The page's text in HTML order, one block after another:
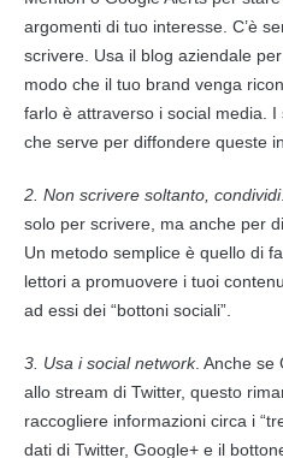
argomenti di tuo interesse. C’è
scrivere. Usa il blog aziendale
modo che il tuo brand venga
farlo è attraverso i social media . I
che serve per diffondere queste
2. Non scrivere soltanto, condividi
solo per scrivere, ma anche per
Un metodo semplice è quello di
lettori a promuovere i tuoi
ad essi dei “bottoni sociali”.
3. Usa i social network. Anche se
allo stream di Twitter, questo
raccogliere informazioni circa i
dati di Twitter, Google+ e il